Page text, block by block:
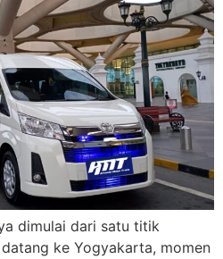
dimulai dari satu titik
ke Yogyakarta, momen